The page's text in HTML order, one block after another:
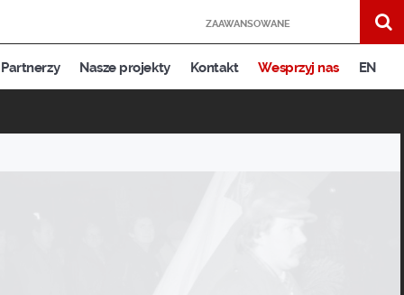
ZAAWANSOWANE
Partnerzy Nasze projekty Kontakt Wesprzyj nas EN